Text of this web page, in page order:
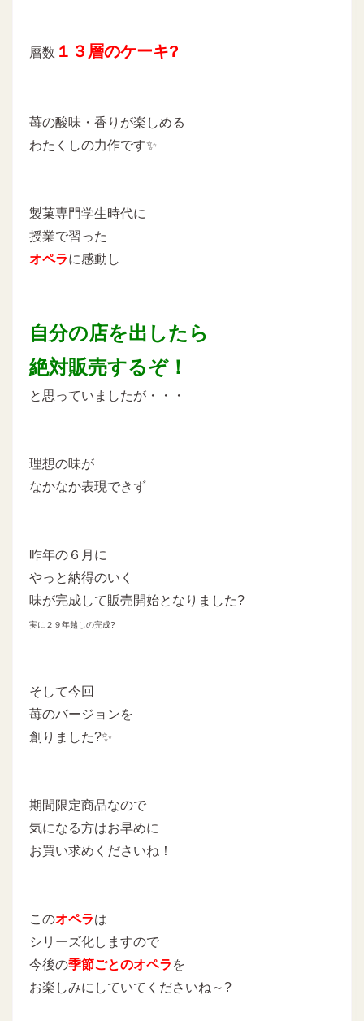
層数 １３層のケーキ?
苺の酸味・香りが楽しめる
わたくしの力作です✨
製菓専門学生時代に
授業で習った
オペラに感動し
自分の店を出したら
絶対販売するぞ！
と思っていましたが・・・
理想の味が
なかなか表現できず
昨年の６月に
やっと納得のいく
味が完成して販売開始となりました?
実に２９年越しの完成?
そして今回
苺のバージョンを
創りました?✨
期間限定商品なので
気になる方はお早めに
お買い求めくださいね！
このオペラは
シリーズ化しますので
今後の季節ごとのオペラ を
お楽しみにしていてくださいね～?